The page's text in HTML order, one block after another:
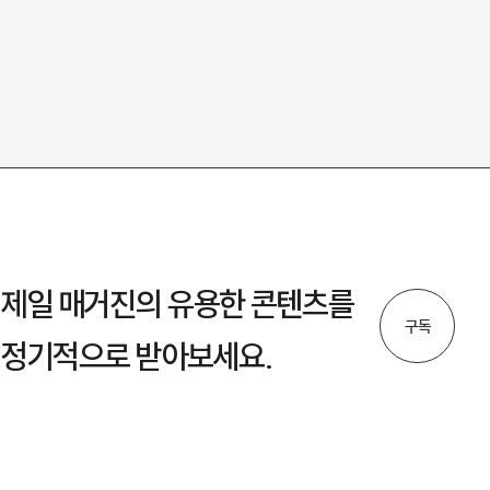
제일 매거진의 유용한 콘텐츠를
정기적으로 받아보세요.
구독